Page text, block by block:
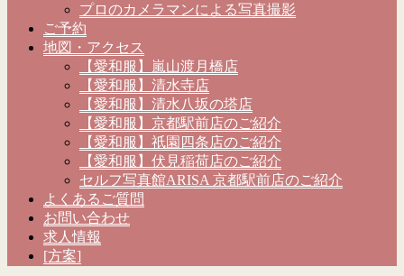
プロのカメラマンによる写真撮影
ご予約
地図・アクセス
【愛和服】嵐山渡月橋店
【愛和服】清水寺店
【愛和服】清水八坂の塔店
【愛和服】京都駅前店のご紹介
【愛和服】祇園四条店のご紹介
【愛和服】伏見稲荷店のご紹介
セルフ写真館ARISA 京都駅前店のご紹介
よくあるご質問
お問い合わせ
求人情報
[方案]